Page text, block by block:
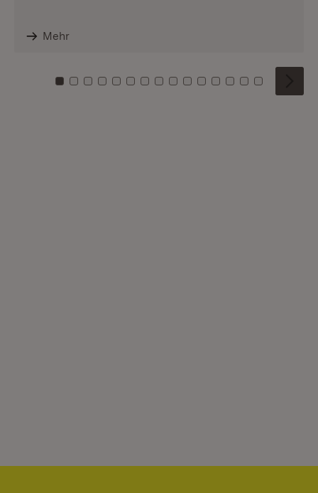
Mehr
Zu Kachel: 0
Zu Kachel: 1
Zu Kachel: 2
Zu Kachel: 3
Zu Kachel: 4
Zu Kachel: 5
Zu Kachel: 6
Zu Kachel: 7
Zu Kachel: 8
Zu Kachel: 9
Zu Kachel: 10
Zu Kachel: 11
Zu Kachel: 12
Zu Kachel:
Zu